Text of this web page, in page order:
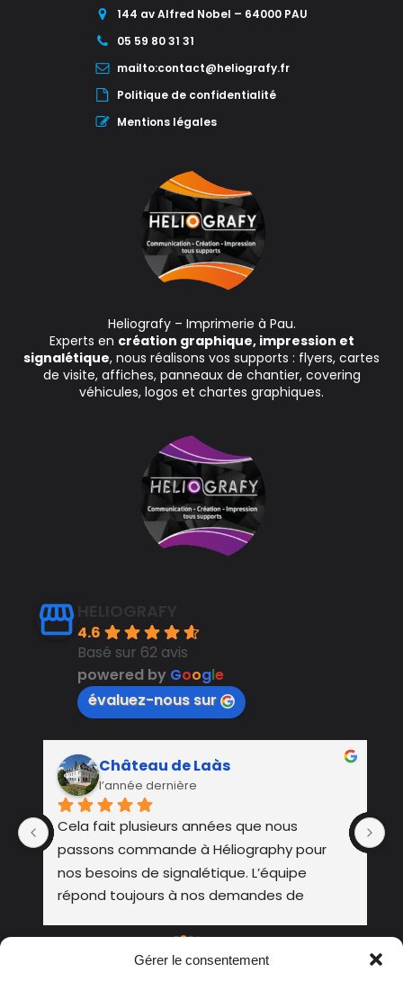
Gérer le consentement
144 av Alfred Nobel – 64000 PAU
05 59 80 31 31
mailto:contact@heliografy.fr
Politique de confidentialité
Mentions légales
Heliografy – Imprimerie à Pau.
Experts en création graphique, impression et
signalétique, nous réalisons vos supports : flyers, cartes
de visite, affiches, panneaux de chantier, covering
véhicules, logos et chartes graphiques.
HELIOGRAFY
4.6
Basé sur 62 avis
powered by Google
évaluez-nous sur
Château de Laàs
l’année dernière
Cela fait plusieurs années que nous
passons commande à Héliography pour
nos besoins de signalétique. L’équipe
répond toujours à nos demandes de
à l’écoute, très réactifs et savent s’adapter
à nos contraintes. Nous leur faisons